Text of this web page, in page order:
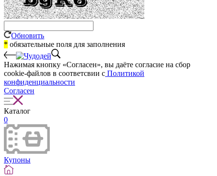
Обновить
* обязательные поля для заполнения
Нажимая кнопку «Согласен», вы даёте cогласие на сбор
cookie-файлов в соответсвии с Политикой
конфиденциальности
Согласен
Каталог
0
Купоны